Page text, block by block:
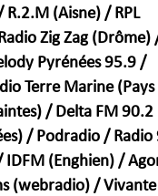
(Aisne) / RPL
Zig Zag (Drôme)
Pyrénées 95.9 /
Terre Marine (Pays
/ Delta FM 90.2
/ Podradio / Radio
(Enghien) /
(webradio) / Vivante